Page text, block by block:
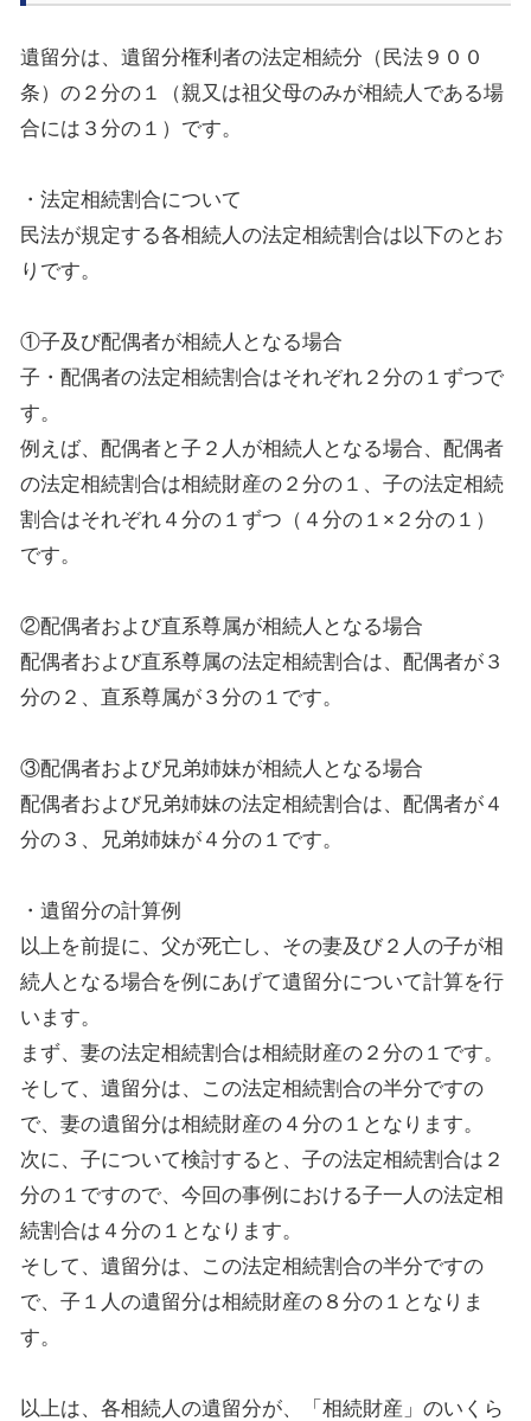
遺留分は、遺留分権利者の法定相続分（民法９００
条）の２分の１（親又は祖父母のみが相続人である場
合には３分の１） です。
・法定相続割合について
民法が規定する各相続人の法定相続割合は以下のとお
りです。
①子及び配偶者が相続人となる場合
子・配偶者の法定相続割合はそれぞれ２分の１ずつで
す。
例えば、配偶者と子２人が相続人となる場合、配偶者
の法定相続割合は相続財産の２分の１、子の法定相続
割合はそれぞれ４分の１ずつ（４分の１×２分の１）
です。
②配偶者および直系尊属が相続人となる場合
配偶者および直系尊属の法定相続割合は、配偶者が３
分の２、直系尊属が ３分の１です。
③配偶者および兄弟姉妹が相続人となる場合
配偶者および兄弟姉妹の法定相続割合は、配偶者が４
分の３、兄弟姉妹が４分の１です。
・ 遺留分の計算例
以上を前提に、父が死亡し、その妻及び２人の子が相
続人となる場合を例にあげて遺留分について計算を行
います。
まず、妻の法定相続割合は相続財産の２分の１です。
そして、 遺留分は、 この法定相続割合の半分ですの
で、妻の遺留分は相続財産の４分の１となります。
次に、子について検討すると、子の法定相続割合は２
分の１ですので、今回の事例における子一人の法定相
続割合は４分の１となります。
そして、 遺留分は、 この法定相続割合の半分ですの
で、子１人の遺留分は相続財産の８分の１となりま
す。
以上は、各相続人の遺留分が、 「相続財産」のいくら